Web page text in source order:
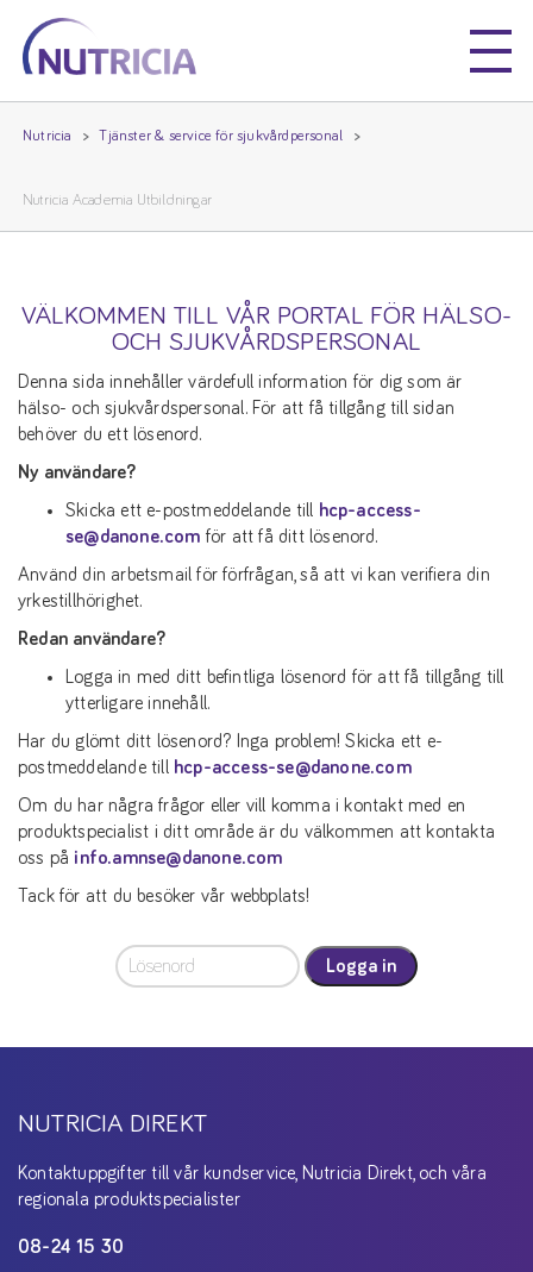
Nutricia
Nutricia
Nutricia Tjänster & service för sjukvårdpersonal
Nutricia Academia Utbildningar
VÄLKOMMEN TILL VÅR PORTAL FÖR HÄLSO-
OCH SJUKVÅRDSPERSONAL
Denna sida innehåller värdefull information för dig som är
hälso- och sjukvårdspersonal. För att få tillgång till sidan
behöver du ett lösenord.
Ny användare?
Skicka ett e-postmeddelande till
hcp-access-
se@danone.com för att få ditt lösenord.
Använd din arbetsmail för förfrågan, så att vi kan verifiera din
yrkestillhörighet.
Redan användare?
Logga in med ditt befintliga lösenord för att få tillgång till
ytterligare innehåll.
Har du glömt ditt lösenord? Inga problem! Skicka ett e-
postmeddelande till
hcp-access-se@danone.com
Om du har några frågor eller vill komma i kontakt med en
produktspecialist i ditt område är du välkommen att kontakta
oss på info.amnse@danone.com
Tack för att du besöker vår webbplats!
Logga in
NUTRICIA DIREKT
Kontaktuppgifter till vår kundservice, Nutricia Direkt, och våra
regionala produktspecialister
08-24 15 30